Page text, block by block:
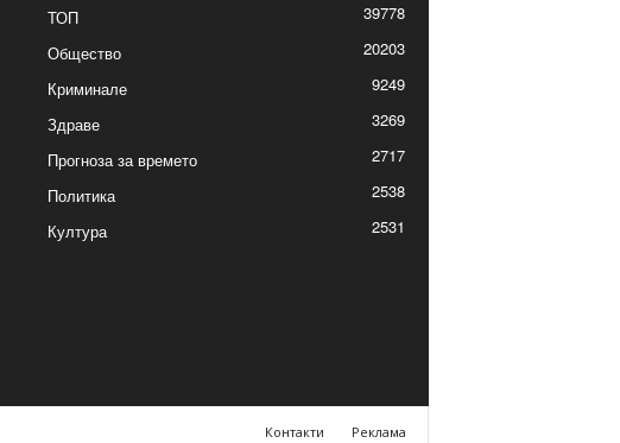
ТОП
39778
Общество
20203
Криминале
9249
Здраве
3269
Прогноза за времето
2717
Политика
2538
Култура
2531
Контакти Реклама